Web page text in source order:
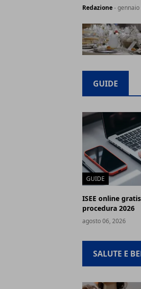
Redazione- gennaio
GUIDE
GUIDE
ISEE online
procedura 2026
agosto 06, 2026
SALUTE E